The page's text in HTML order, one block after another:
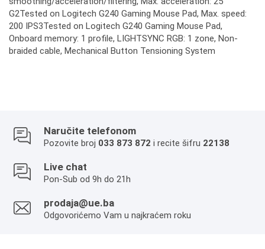
G2Tested on Logitech G240 Gaming Mouse Pad, Max. speed:
200 IPS3Tested on Logitech G240 Gaming Mouse Pad,
Onboard memory: 1 profile, LIGHTSYNC RGB: 1 zone, Non-
braided cable, Mechanical Button Tensioning System
Naručite telefonom
Pozovite broj 033 873 872 i recite šifru 22138
Live chat
Pon-Sub od 9h do 21h
prodaja@ue.ba
Odgovorićemo Vam u najkraćem roku